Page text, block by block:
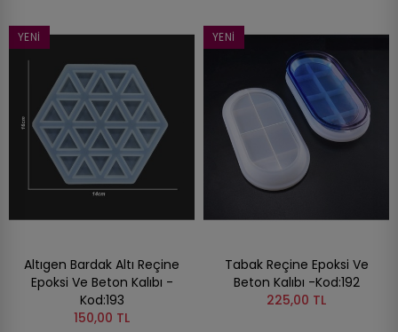
YENI
Altıgen Bardak Altı Reçine
Epoksi Ve Beton Kalıbı -
Kod:193
150,00 TL
YENI
Tabak Reçine Epoksi Ve
Beton Kalıbı -Kod:192
225,00 TL